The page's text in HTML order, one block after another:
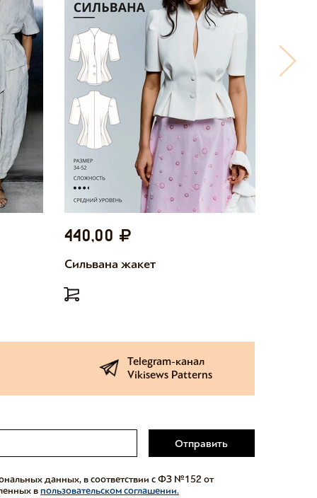
440,00
Сильвана жакет
Telegram-канал
Vikisews Patterns
Отправить
данных, в соответствии с ФЗ №152 от
впользовательском соглашении.